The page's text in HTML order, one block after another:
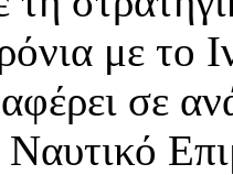
με το
σε